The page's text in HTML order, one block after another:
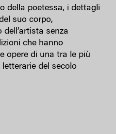
della poetessa, i dettagli
suo corpo,
senza
che hanno
opere di una tra le più
del secolo